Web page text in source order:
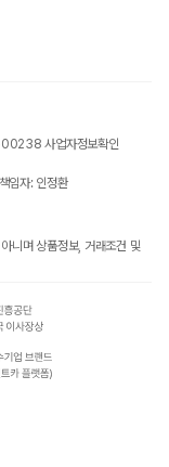
00238 사업자정보확인
임자: 인정환
니며 상품정보, 거래조건 및